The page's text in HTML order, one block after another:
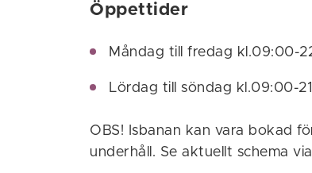
Öppettider
Måndag till fredag kl.09:00-
Lördag till söndag kl.09:00-
OBS! Isbanan kan vara bokad
underhåll. Se aktuellt schema